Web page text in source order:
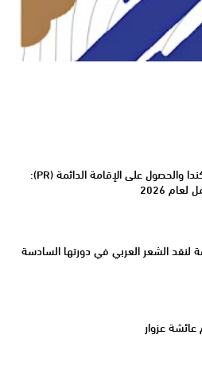
الهجرة إلى كندا والحصول على الإقامة الدائمة (PR):
2026
لنقد الشعر العربي في دورتها السادسة
عائشة عزوار